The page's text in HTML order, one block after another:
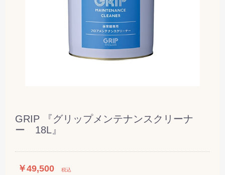
GRIP 『グリップメンテナンスクリーナ
ー 18L』
￥49,500 税込